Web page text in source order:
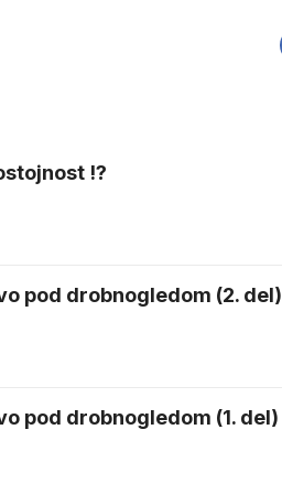
!?
pod drobnogledom (2. del)
pod drobnogledom (1. del)